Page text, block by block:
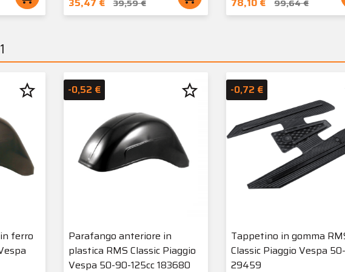
39,59 € 99,64 €
ferro
star_border
Parafango anteriore in
plastica RMS Classic Piaggio
Vespa 50-90-125cc 183680
-0,52 € star_border
Tappetino in gomma
Classic Piaggio Vespa
29459
-0,72 €